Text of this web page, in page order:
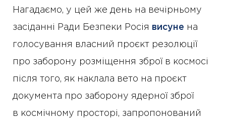
Нагадаємо, у цей же день на вечірньому
засіданні Ради Безпеки Росія висуне на
голосування власний проєкт резолюції
про заборону розміщення зброї в космосі
після того, як наклала вето на проєкт
документа про заборону ядерної зброї
в космічному просторі, запропонований